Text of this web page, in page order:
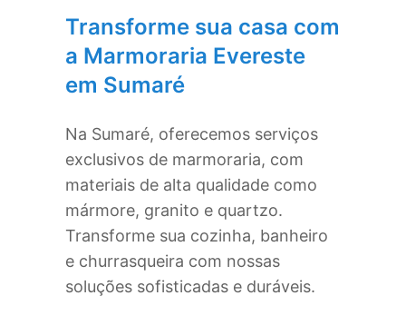
Transforme sua casa com
a Marmoraria Evereste
em Sumaré
Na Sumaré, oferecemos serviços
exclusivos de marmoraria, com
materiais de alta qualidade como
mármore, granito e quartzo.
Transforme sua cozinha, banheiro
e churrasqueira com nossas
soluções sofisticadas e duráveis.